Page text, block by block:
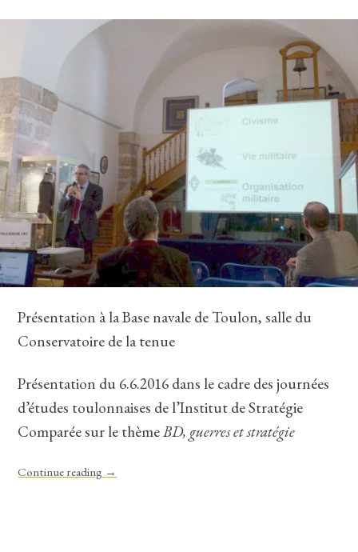
Présentation à la Base navale de Toulon, salle du
Conservatoire de la tenue
Présentation du 6.6.2016 dans le cadre des journées
d’études toulonnaises de l’Institut de Stratégie
Comparée sur le thèmeBD, guerres et stratégie
Continue reading →